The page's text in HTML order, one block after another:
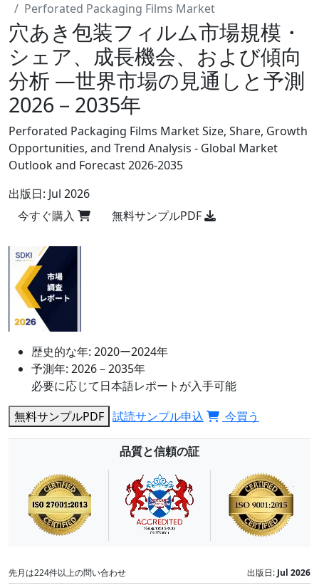
Perforated Packaging Films Market
穴あき包装フィルム市場規模・
シェア、成長機会、および傾向
分析 ―世界市場の見通しと予測
2026－2035年
Perforated Packaging Films Market Size, Share, Growth
Opportunities, and Trend Analysis - Global Market
Outlook and Forecast 2026-2035
出版日: Jul 2026
今すぐ購入
無料サンプルPDF
歴史的な年: 2020ー2024年
予測年: 2026－2035年
必要に応じて日本語レポートが入手可能
無料サンプルPDF 試読サンプル申込 今買う
品質と信頼の証
先月は224件以上の問い合わせ 出版日: Jul 2026